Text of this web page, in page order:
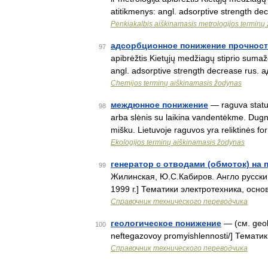
atitikmenys: angl. adsorptive strength
Penkiakalbis aiškinamasis metrologijos terminų
97
адсорбционное понижение
apibrėžtis Kietųjų medžiagų stiprio
angl. adsorptive strength decrease rus.
Chemijos terminų aiškinamasis žodynas
98 междюнное понижение — raguva
arba slėnis su laikina vandentėkme.
mišku. Lietuvoje raguvos yra reliktinės
Ekologijos terminų aiškinamasis žodynas
99
генератор с отводами (обмоток) на
Жилинская, Ю.С.Кабиров. Англо
1999 г.] Тематики электротехника,
Справочник технического переводчика
100 геологическое понижение — (см.
neftegazovoy promyishlennosti/]
Справочник технического переводчика